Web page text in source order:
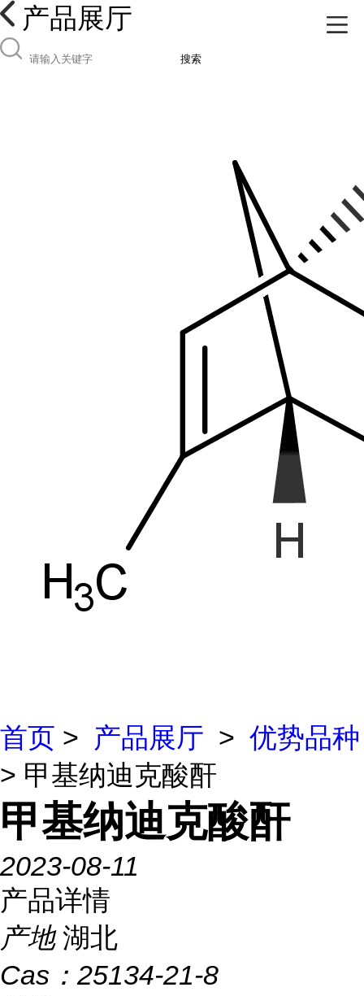
产品展厅
搜索
首页 > 产品展厅 > 优势品种
> 甲基纳迪克酸酐
甲基纳迪克酸酐
2023-08-11
产品详情
产地 湖北
Cas： 25134-21-8